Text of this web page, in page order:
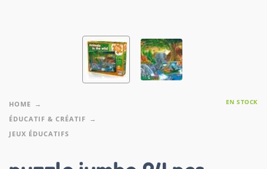
HOME
ÉDUCATIF & CRÉATIF
JEUX ÉDUCATIFS
EN STOCK